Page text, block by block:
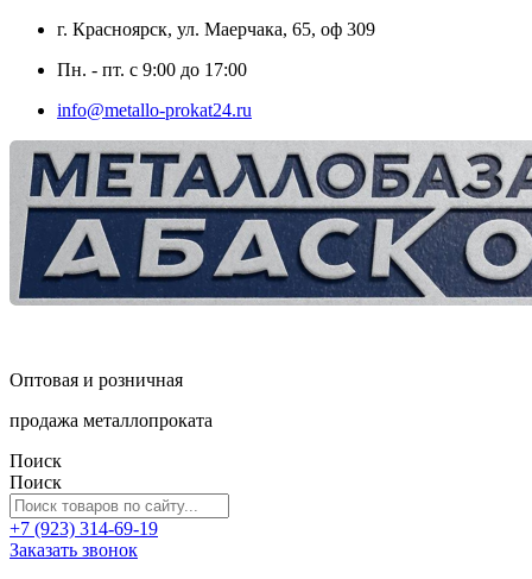
г. Красноярск, ул. Маерчака, 65, оф 309
Пн. - пт. с 9:00 до 17:00
info@metallo-prokat24.ru
Оптовая и розничная
продажа металлопроката
Поиск
Поиск
+7 (923) 314-69-19
Заказать звонок